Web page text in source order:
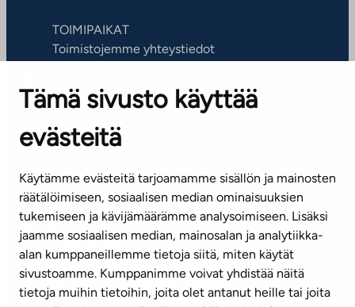
Tämä sivusto käyttää
evästeitä
Käytämme evästeitä tarjoamamme sisällön ja mainosten
räätälöimiseen, sosiaalisen median ominaisuuksien
tukemiseen ja kävijämäärämme analysoimiseen. Lisäksi
jaamme sosiaalisen median, mainosalan ja analytiikka-
alan kumppaneillemme tietoja siitä, miten käytät
sivustoamme. Kumppanimme voivat yhdistää näitä
tietoja muihin tietoihin, joita olet antanut heille tai joita
TOIMIPAIKAT
Toimistojemme yhteystiedot
ASIAKASPALVELUKESKUS
Puh. 045 7734 3777
(arkisin klo 8-16)
info@ta.fi
Tilaa uutiskirje
Mediapankki